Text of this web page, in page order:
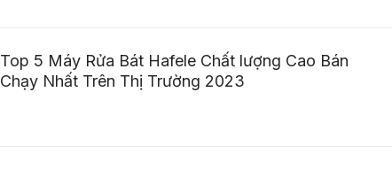
Top 5 Máy Rửa Bát Hafele Chất lượng Cao Bán
Chạy Nhất Trên Thị Trường 2023